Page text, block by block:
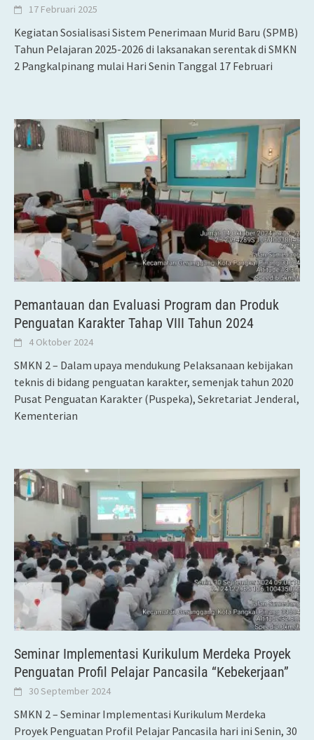
17 Februari 2025
Kegiatan Sosialisasi Sistem Penerimaan Murid Baru (SPMB)
Tahun Pelajaran 2025-2026 di laksanakan serentak di SMKN
2 Pangkalpinang mulai Hari Senin Tanggal 17 Februari
Pemantauan dan Evaluasi Program dan Produk
Penguatan Karakter Tahap VIII Tahun 2024
4 Oktober 2024
SMKN 2 – Dalam upaya mendukung Pelaksanaan kebijakan
teknis di bidang penguatan karakter, semenjak tahun 2020
Pusat Penguatan Karakter (Puspeka), Sekretariat Jenderal,
Kementerian
Seminar Implementasi Kurikulum Merdeka Proyek
Penguatan Profil Pelajar Pancasila “Kebekerjaan”
30 September 2024
SMKN 2 – Seminar Implementasi Kurikulum Merdeka
Proyek Penguatan Profil Pelajar Pancasila hari ini Senin, 30